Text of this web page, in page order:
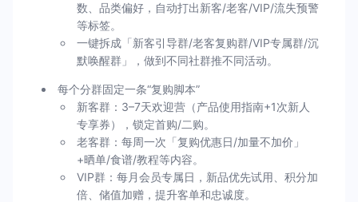
数、品类偏好，自动打出新客/老客/VIP/流失预警
等标签。
一键拆成「新客引导群/老客复购群/VIP专属群/沉
默唤醒群」，做到不同社群推不同活动。
每个分群固定一条“复购脚本”
新客群：3–7天欢迎营（产品使用指南+1次新人
专享券），锁定首购/二购。
老客群：每周一次「复购优惠日/加量不加价」
+晒单/食谱/教程等内容。
VIP群：每月会员专属日，新品优先试用、积分加
倍、储值加赠，提升客单和忠诚度。